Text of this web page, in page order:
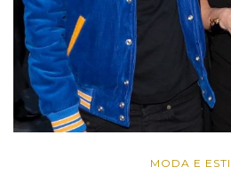
MODA E